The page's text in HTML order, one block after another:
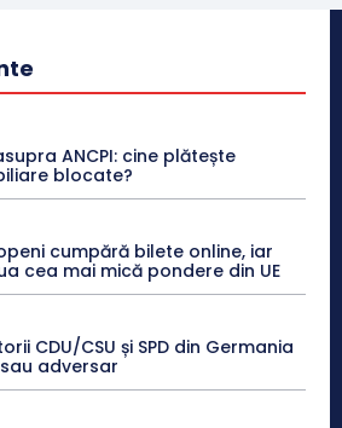
ANCPI: cine plătește
blocate?
cumpără bilete online, iar
cea mai mică pondere din UE
CDU/CSU și SPD din Germania
adversar